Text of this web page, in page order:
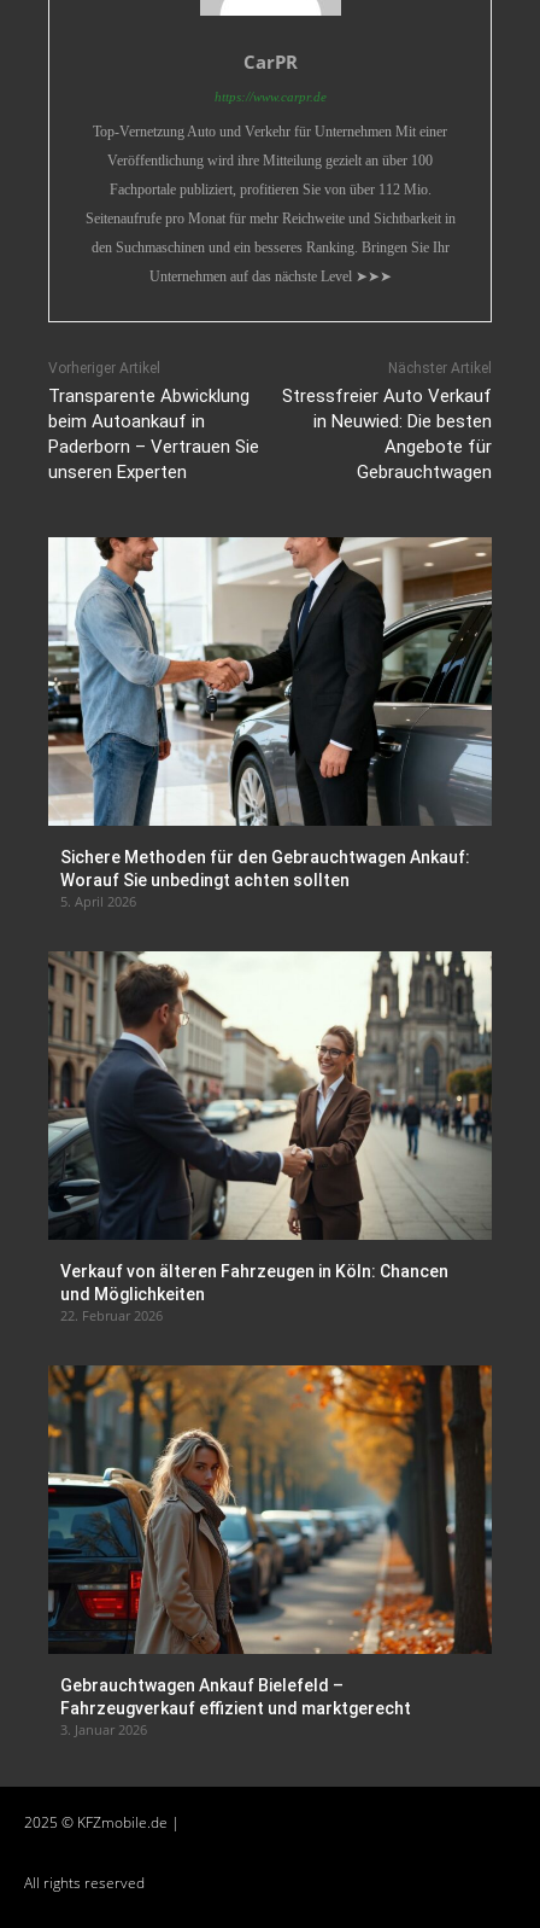
CarPR
https://www.carpr.de
Top-Vernetzung Auto und Verkehr für Unternehmen Mit einer
Veröffentlichung wird ihre Mitteilung gezielt an über 100
Fachportale publiziert, profitieren Sie von über 112 Mio.
Seitenaufrufe pro Monat für mehr Reichweite und Sichtbarkeit in
den Suchmaschinen und ein besseres Ranking. Bringen Sie Ihr
Unternehmen auf das nächste Level ➤➤➤
Vorheriger Artikel
Transparente Abwicklung
beim Autoankauf in
Paderborn – Vertrauen Sie
unseren Experten
Nächster Artikel
Stressfreier Auto Verkauf
in Neuwied: Die besten
Angebote für
Gebrauchtwagen
Sichere Methoden für den Gebrauchtwagen Ankauf:
Worauf Sie unbedingt achten sollten
5. April 2026
Verkauf von älteren Fahrzeugen in Köln: Chancen
und Möglichkeiten
22. Februar 2026
Gebrauchtwagen Ankauf Bielefeld –
Fahrzeugverkauf effizient und marktgerecht
3. Januar 2026
2025 © KFZmobile.de |
All rights reserved